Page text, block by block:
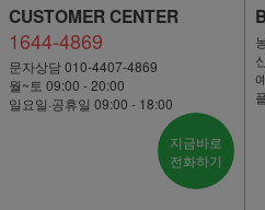
CUSTOMER CENTER
1644-4869
문자상담 010-4407-4869
월~토 09:00 - 20:00
일요일·공휴일 09:00 - 18:00
지금바로
전화하기